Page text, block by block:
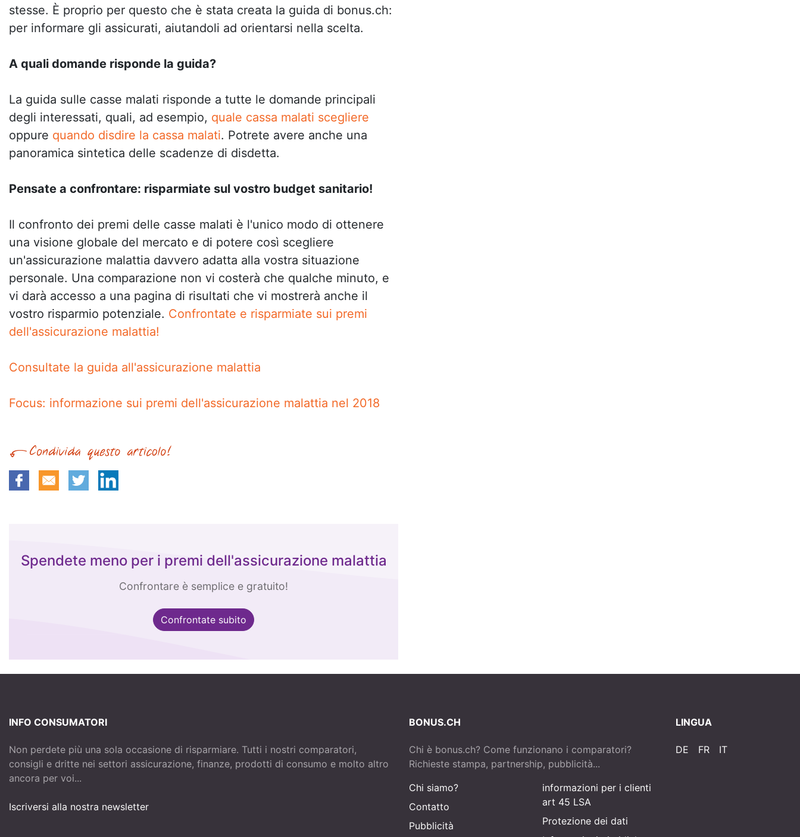
stesse. È proprio per questo che è stata creata la guida di bonus.ch:
per informare gli assicurati, aiutandoli ad orientarsi nella scelta.
A quali domande risponde la guida?
La guida sulle casse malati risponde a tutte le domande principali
degli interessati, quali, ad esempio, quale cassa malati scegliere
oppure quando disdire la cassa malati. Potrete avere anche una
panoramica sintetica delle scadenze di disdetta.
Pensate a confrontare: risparmiate sul vostro budget sanitario!
Il confronto dei premi delle casse malati è l'unico modo di ottenere
una visione globale del mercato e di potere così scegliere
un'assicurazione malattia davvero adatta alla vostra situazione
personale. Una comparazione non vi costerà che qualche minuto, e
vi darà accesso a una pagina di risultati che vi mostrerà anche il
vostro risparmio potenziale. Confrontate e risparmiate sui premi
dell'assicurazione malattia!
Consultate la guida all'assicurazione malattia
Focus: informazione sui premi dell'assicurazione malattia nel 2018
Spendete meno per i premi dell'assicurazione malattia
Confrontare è semplice e gratuito!
Confrontate subito
INFO CONSUMATORI
Non perdete più una sola occasione di risparmiare. Tutti i nostri comparatori,
consigli e dritte nei settori assicurazione, finanze, prodotti di consumo e molto altro
ancora per voi...
Iscriversi alla nostra newsletter
BONUS.CH
Chi è bonus.ch? Come funzionano i comparatori?
Richieste stampa, partnership, pubblicità...
Chi siamo?
Contatto
Pubblicità
informazioni per i clienti
art 45 LSA
Protezione dei dati
LINGUA
DE FR IT